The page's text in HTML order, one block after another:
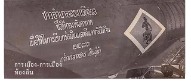
การเมือง-การเมือง
ท้องถิ่น